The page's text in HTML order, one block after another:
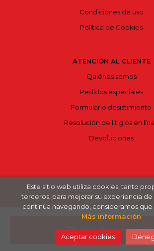
Añadir a mi
Condiciones de uso
Política de Cookies
ATENCIÓN AL CLIENTE
Quiénes somos
Pedidos especiales
Formulario desistimiento
Resolución de litigios en
Devoluciones
2026 ©Bajoelvolcán . Todos los
Grupo Trevenque
Este sitio web utiliza cookies, tanto
terceros, para mejorar su experiencia de
continúa navegando, consideramos que
Más información
Aceptar cookies